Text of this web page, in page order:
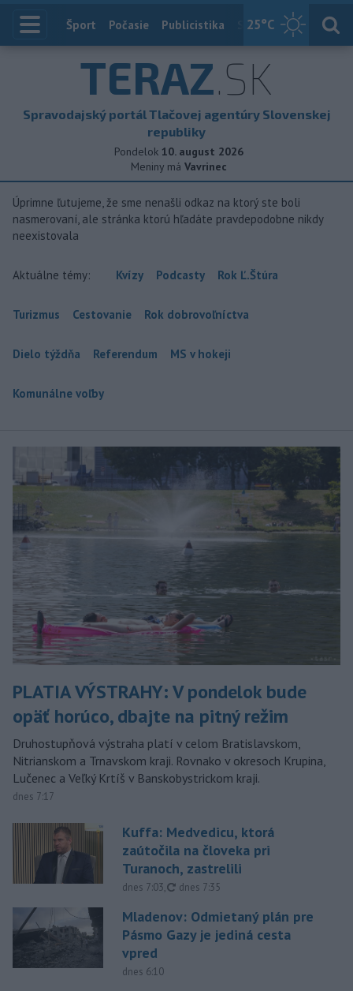
25°C
Index
Šport Počasie Publicistika Slovensko
TERAZ.SK
Spravodajský portál Tlačovej agentúry Slovenskej
republiky
Pondelok 10. august 2026
Meniny má Vavrinec
Úprimne ľutujeme, že sme nenašli odkaz na ktorý ste boli
nasmerovaní, ale stránka ktorú hľadáte pravdepodobne nikdy
neexistovala
Aktuálne témy: Kvízy Podcasty Rok Ľ.Štúra
Turizmus Cestovanie Rok dobrovoľníctva
Dielo týždňa Referendum MS v hokeji
Komunálne voľby
PLATIA VÝSTRAHY: V pondelok bude
opäť horúco, dbajte na pitný režim
Druhostupňová výstraha platí v celom Bratislavskom,
Nitrianskom a Trnavskom kraji. Rovnako v okresoch Krupina,
Lučenec a Veľký Krtíš v Banskobystrickom kraji.
dnes 7:17
Kuffa: Medvedicu, ktorá
zaútočila na človeka pri
Turanoch, zastrelili
dnes 7:03, aktualizované
dnes 7:35
Mladenov: Odmietaný plán pre
Pásmo Gazy je jediná cesta
vpred
dnes 6:10